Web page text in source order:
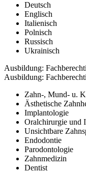
Deutsch
Englisch
Italienisch
Polnisch
Russisch
Ukrainisch
Ausbildung:
Ausbildung:
Zahn-, Mund- u.
Ästhetische
Implantologie
Oralchirurgie und
Unsichtbare
Endodontie
Parodontologie
Zahnmedizin
Dentist